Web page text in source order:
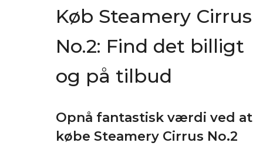
Køb Steamery Cirrus
No.2: Find det billigt
og på tilbud
Opnå fantastisk værdi ved at
købe Steamery Cirrus No.2